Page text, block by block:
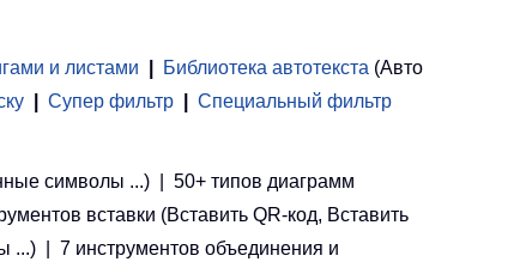
и листами Библиотека автотекста (Авто
Супер фильтр
Специальный фильтр
символы ...) | 50+ типов диаграмм
вставки (Вставить QR-код, Вставить
...) | 7 инструментов объединения и